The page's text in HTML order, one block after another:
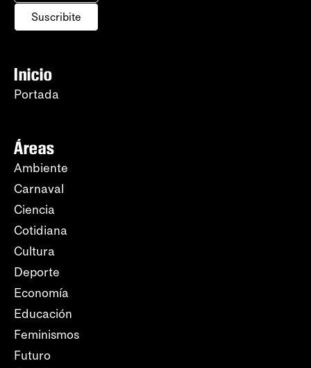
Suscribite
Inicio
Portada
Áreas
Ambiente
Carnaval
Ciencia
Cotidiana
Cultura
Deporte
Economía
Educación
Feminismos
Futuro